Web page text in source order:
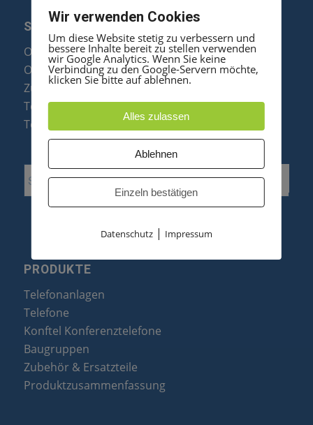
SERVICE
Optipoint Display Reparatur
Octophon F Display Reparatur
Zubehör & Ersatzteile
Telefonanlagen Optimierung
Telefonanlagen Erweiterung
PRODUKTE
Telefonanlagen
Telefone
Konftel Konferenztelefone
Baugruppen
Zubehör & Ersatzteile
Produktzusammenfassung
Wir verwenden Cookies
Um diese Website stetig zu verbessern und
bessere Inhalte bereit zu stellen verwenden
wir Google Analytics. Wenn Sie keine
Verbindung zu den Google-Servern möchte,
klicken Sie bitte auf ablehnen.
Alles zulassen
Ablehnen
Einzeln bestätigen
Datenschutz| Impressum